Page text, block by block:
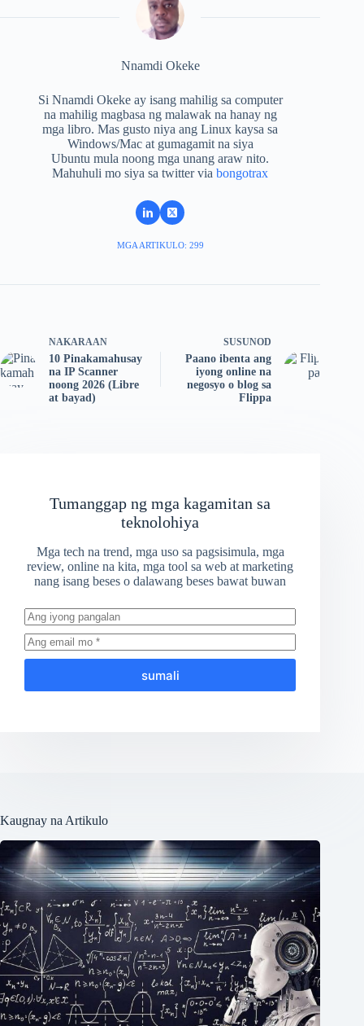
Nnamdi Okeke
Si Nnamdi Okeke ay isang mahilig sa computer
na mahilig magbasa ng malawak na hanay ng
mga libro. Mas gusto niya ang Linux kaysa sa
Windows/Mac at gumagamit na siya
Ubuntu mula noong mga unang araw nito.
Mahuhuli mo siya sa twitter viabongotrax
MGA ARTIKULO: 299
NAKARAAN
10 Pinakamahusay
na IP Scanner
noong 2026 (Libre
at bayad)
SUSUNOD
Paano ibenta ang
iyong online na
negosyo o blog sa
Flippa
Tumanggap ng mga kagamitan sa
teknolohiya
Mga tech na trend, mga uso sa pagsisimula, mga
review, online na kita, mga tool sa web at marketing
nang isang beses o dalawang beses bawat buwan
sumali
Kaugnay na Artikulo